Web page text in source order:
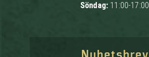
Söndag: 11:00-17:00